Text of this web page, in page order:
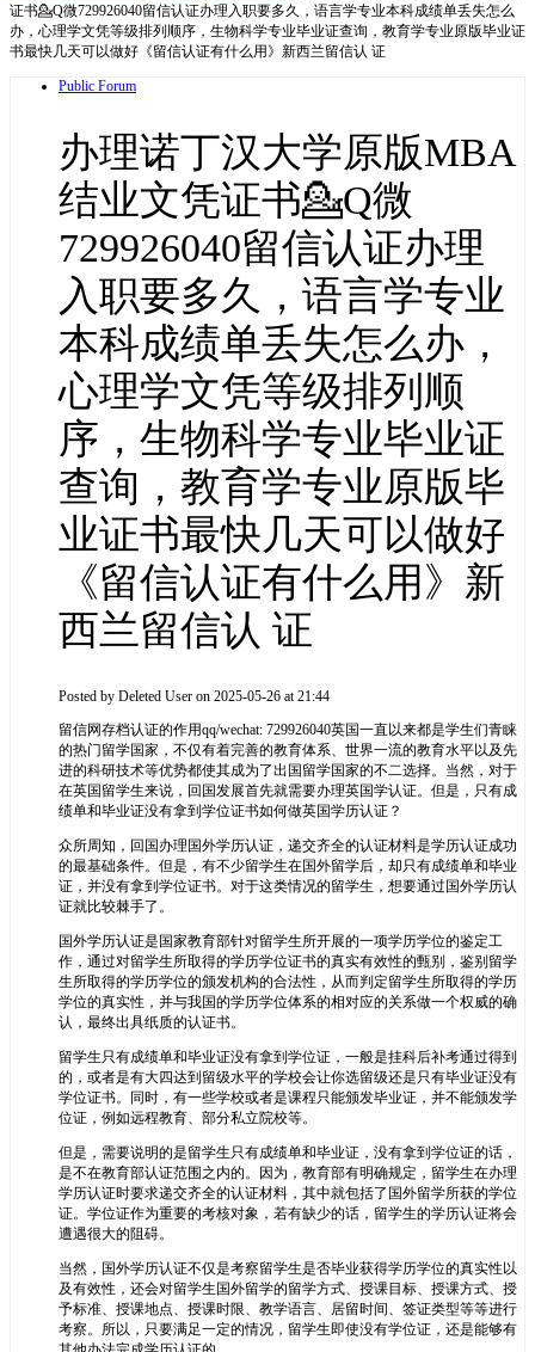
证书💁Q微729926040留信认证办理入职要多久，语言学专业本科成绩单丢失怎么
办，心理学文凭等级排列顺序，生物科学专业毕业证查询，教育学专业原版毕业证
书最快几天可以做好《留信认证有什么用》新西兰留信认 证
Public Forum
办理诺丁汉大学原版MBA
结业文凭证书💁Q微
729926040留信认证办理
入职要多久，语言学专业
本科成绩单丢失怎么办，
心理学文凭等级排列顺
序，生物科学专业毕业证
查询，教育学专业原版毕
业证书最快几天可以做好
《留信认证有什么用》新
西兰留信认 证
Posted by Deleted User on 2025-05-26 at 21:44
留信网存档认证的作用qq/wechat: 729926040英国一直以来都是学生们青睐
的热门留学国家，不仅有着完善的教育体系、世界一流的教育水平以及先
进的科研技术等优势都使其成为了出国留学国家的不二选择。当然，对于
在英国留学生来说，回国发展首先就需要办理英国学认证。但是，只有成
绩单和毕业证没有拿到学位证书如何做英国学历认证？
众所周知，回国办理国外学历认证，递交齐全的认证材料是学历认证成功
的最基础条件。但是，有不少留学生在国外留学后，却只有成绩单和毕业
证，并没有拿到学位证书。对于这类情况的留学生，想要通过国外学历认
证就比较棘手了。
国外学历认证是国家教育部针对留学生所开展的一项学历学位的鉴定工
作，通过对留学生所取得的学历学位证书的真实有效性的甄别，鉴别留学
生所取得的学历学位的颁发机构的合法性，从而判定留学生所取得的学历
学位的真实性，并与我国的学历学位体系的相对应的关系做一个权威的确
认，最终出具纸质的认证书。
留学生只有成绩单和毕业证没有拿到学位证，一般是挂科后补考通过得到
的，或者是有大四达到留级水平的学校会让你选留级还是只有毕业证没有
学位证书。同时，有一些学校或者是课程只能颁发毕业证，并不能颁发学
位证，例如远程教育、部分私立院校等。
但是，需要说明的是留学生只有成绩单和毕业证，没有拿到学位证的话，
是不在教育部认证范围之内的。因为，教育部有明确规定，留学生在办理
学历认证时要求递交齐全的认证材料，其中就包括了国外留学所获的学位
证。学位证作为重要的考核对象，若有缺少的话，留学生的学历认证将会
遭遇很大的阻碍。
当然，国外学历认证不仅是考察留学生是否毕业获得学历学位的真实性以
及有效性，还会对留学生国外留学的留学方式、授课目标、授课方式、授
予标准、授课地点、授课时限、教学语言、居留时间、签证类型等等进行
考察。所以，只要满足一定的情况，留学生即使没有学位证，还是能够有